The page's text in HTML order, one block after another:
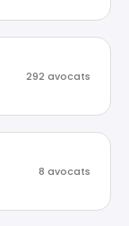
292 avocats
8 avocats